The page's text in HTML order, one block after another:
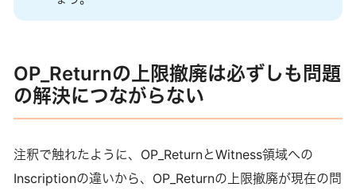
OP_Returnの上限撤廃は必ずしも問題
の解決につながらない
注釈で触れたように、OP_ReturnとWitness領域への
Inscriptionの違いから、OP_Returnの上限撤廃が現在の問